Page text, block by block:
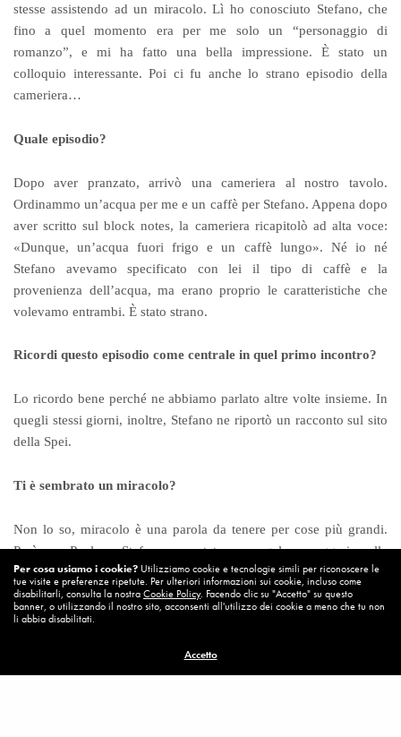
stesse assistendo ad un miracolo. Lì ho conosciuto Stefano, che
fino a quel momento era per me solo un “personaggio di
romanzo”, e mi ha fatto una bella impressione. È stato un
colloquio interessante. Poi ci fu anche lo strano episodio della
cameriera…
Quale episodio?
Dopo aver pranzato, arrivò una cameriera al nostro tavolo.
Ordinammo un’acqua per me e un caffè per Stefano. Appena dopo
aver scritto sul block notes, la cameriera ricapitolò ad alta voce:
«Dunque, un’acqua fuori frigo e un caffè lungo». Né io né
Stefano avevamo specificato con lei il tipo di caffè e la
provenienza dell’acqua, ma erano proprio le caratteristiche che
volevamo entrambi. È stato strano.
Ricordi questo episodio come centrale in quel primo incontro?
Lo ricordo bene perché ne abbiamo parlato altre volte insieme. In
quegli stessi giorni, inoltre, Stefano ne riportò un racconto sul sito
della Spei.
Ti è sembrato un miracolo?
Non lo so, miracolo è una parola da tenere per cose più grandi.
Però per Paolo e Stefano, era stato un angelo a suggerire alla
cameriera il caffè lungo e l’acqua fuori frigo, anche perché subito
dopo la stessa cameriera sbagliò con me un ordine di frutta, segno
secondo Stefano, che l’aver indovinato poco prima caffè e acqua
voleva dimostrarci che era lì con noi. In quel bar vado spesso,
almeno due volte la settimana, e sanno che voglio l’acqua fuori
Per cosa usiamo i cookie? Utilizziamo cookie e tecnologie simili per riconoscere le
tue visite e preferenze ripetute. Per ulteriori informazioni sui cookie, incluso come
disabilitarli, consulta la nostraCookie Policy. Facendo clic su "Accetto" su questo
banner, o utilizzando il nostro sito, acconsenti all'utilizzo dei cookie a meno che tu non
li abbia disabilitati.
Accetto